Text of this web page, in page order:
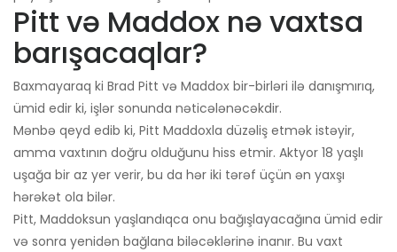
Pitt və Maddox nə vaxtsa
barışacaqlar?
Baxmayaraq ki Brad Pitt və Maddox bir-birləri ilə danışmırıq,
ümid edir ki, işlər sonunda nəticələnəcəkdir.
Mənbə qeyd edib ki, Pitt Maddoxla düzəliş etmək istəyir,
amma vaxtının doğru olduğunu hiss etmir. Aktyor 18 yaşlı
uşağa bir az yer verir, bu da hər iki tərəf üçün ən yaxşı
hərəkət ola bilər.
Pitt, Maddoksun yaşlandıqca onu bağışlayacağına ümid edir
və sonra yenidən bağlana biləcəklərinə inanır. Bu vaxt